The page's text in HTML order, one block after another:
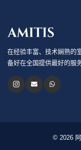
在经验丰富、技术娴熟的
备好在全国提供最好的服务
© 2026